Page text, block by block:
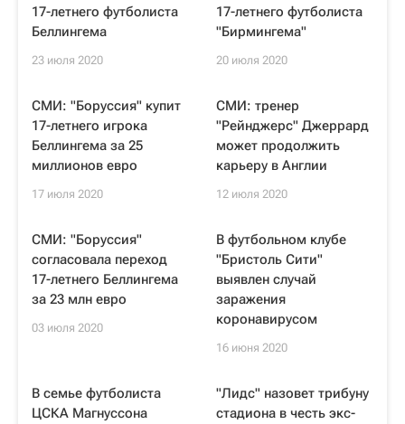
17-летнего футболиста
Беллингема
23 июля 2020
17-летнего футболиста
"Бирмингема"
20 июля 2020
СМИ: "Боруссия" купит
17-летнего игрока
Беллингема за 25
миллионов евро
17 июля 2020
СМИ: тренер
"Рейнджерс" Джеррард
может продолжить
карьеру в Англии
12 июля 2020
СМИ: "Боруссия"
согласовала переход
17-летнего Беллингема
за 23 млн евро
03 июля 2020
В футбольном клубе
"Бристоль Сити"
выявлен случай
заражения
коронавирусом
16 июня 2020
В семье футболиста
ЦСКА Магнуссона
"Лидс" назовет трибуну
стадиона в честь экс-